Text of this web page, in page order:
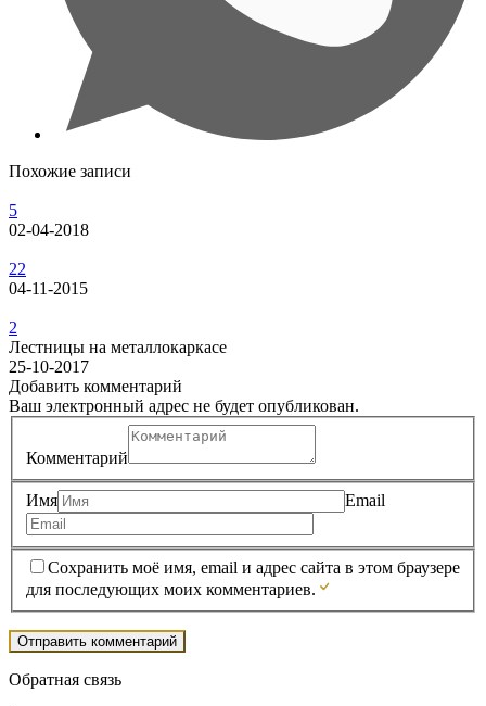
Похожие записи
5
02-04-2018
22
04-11-2015
2
Лестницы на металлокаркасе
25-10-2017
Добавить комментарий
Ваш электронный адрес не будет опубликован.
Комментарий
Имя Email
Сохранить моё имя, email и адрес сайта в этом браузере
для последующих моих комментариев.
Обратная связь